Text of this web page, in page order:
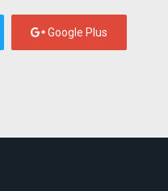
Google Plus